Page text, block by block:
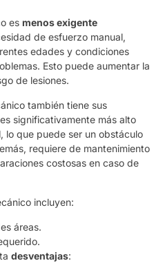
es menos exigente
de esfuerzo manual,
edades y condiciones
Esto puede aumentar la
de lesiones.
también tiene sus
es significativamente más alto
lo que puede ser un obstáculo
requiere de mantenimiento
costosas en caso de
incluyen:
áreas.
desventajas: